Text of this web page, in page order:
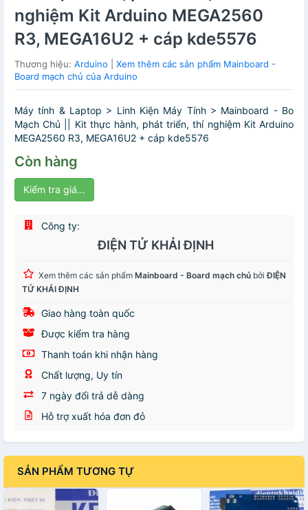
nghiệm Kit Arduino MEGA2560
R3, MEGA16U2 + cáp kde5576
Thương hiệu: Arduino
Xem thêm các sản phẩm Mainboard -
Board mạch chủ của Arduino
Máy tính & Laptop > Linh Kiện Máy Tính > Mainboard - Bo
Mạch Chủ || Kit thực hành, phát triển, thí nghiệm Kit Arduino
MEGA2560 R3, MEGA16U2 + cáp kde5576
Còn hàng
Kiểm tra giá...
Công ty:
ĐIỆN TỬ KHẢI ĐỊNH
Xem thêm các sản phẩm Mainboard - Board mạch chủ bởiĐIỆN
TỬ KHẢI ĐỊNH
Giao hàng toàn quốc
Được kiểm tra hàng
Thanh toán khi nhận hàng
Chất lượng, Uy tín
7 ngày đổi trả dễ dàng
Hỗ trợ xuất hóa đơn đỏ
SẢN PHẨM TƯƠNG TỰ